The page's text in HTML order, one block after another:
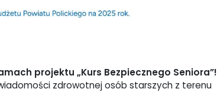
projektu „Kurs Bezpiecznego Seniora”!
zdrowotnej osób starszych z terenu